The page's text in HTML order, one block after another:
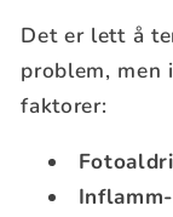
Det er lett å
problem, men
faktorer: